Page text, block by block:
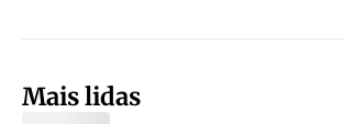
Mais lidas